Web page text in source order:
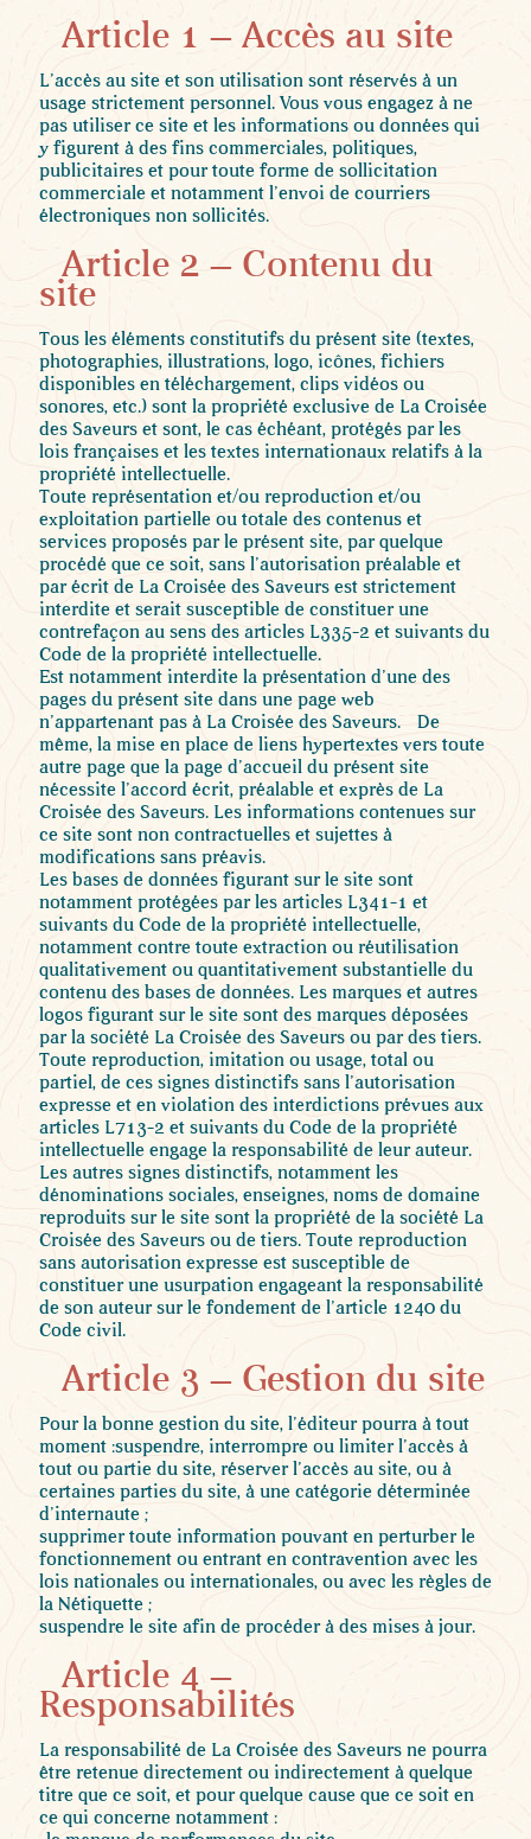
Article 1 – Accès au site
L’accès au site et son utilisation sont réservés à un
usage strictement personnel. Vous vous engagez à ne
pas utiliser ce site et les informations ou données qui
y figurent à des fins commerciales, politiques,
publicitaires et pour toute forme de sollicitation
commerciale et notamment l’envoi de courriers
électroniques non sollicités.
Article 2 – Contenu du
site
Tous les éléments constitutifs du présent site (textes,
photographies, illustrations, logo, icônes, fichiers
disponibles en téléchargement, clips vidéos ou
sonores, etc.) sont la propriété exclusive de La Croisée
des Saveurs et sont, le cas échéant, protégés par les
lois françaises et les textes internationaux relatifs à la
propriété intellectuelle.
Toute représentation et/ou reproduction et/ou
exploitation partielle ou totale des contenus et
services proposés par le présent site, par quelque
procédé que ce soit, sans l’autorisation préalable et
par écrit de La Croisée des Saveurs est strictement
interdite et serait susceptible de constituer une
contrefaçon au sens des articles L335-2 et suivants du
Code de la propriété intellectuelle.
Est notamment interdite la présentation d’une des
pages du présent site dans une page web
n’appartenant pas à La Croisée des Saveurs. De
même, la mise en place de liens hypertextes vers toute
autre page que la page d’accueil du présent site
nécessite l’accord écrit, préalable et exprès de La
Croisée des Saveurs. Les informations contenues sur
ce site sont non contractuelles et sujettes à
modifications sans préavis.
Les bases de données figurant sur le site sont
notamment protégées par les articles L341-1 et
suivants du Code de la propriété intellectuelle,
notamment contre toute extraction ou réutilisation
qualitativement ou quantitativement substantielle du
contenu des bases de données. Les marques et autres
logos figurant sur le site sont des marques déposées
par la société La Croisée des Saveurs ou par des tiers.
Toute reproduction, imitation ou usage, total ou
partiel, de ces signes distinctifs sans l’autorisation
expresse et en violation des interdictions prévues aux
articles L713-2 et suivants du Code de la propriété
intellectuelle engage la responsabilité de leur auteur.
Les autres signes distinctifs, notamment les
dénominations sociales, enseignes, noms de domaine
reproduits sur le site sont la propriété de la société La
Croisée des Saveurs ou de tiers. Toute reproduction
sans autorisation expresse est susceptible de
constituer une usurpation engageant la responsabilité
de son auteur sur le fondement de l’article 1240 du
Code civil.
Article 3 – Gestion du site
Pour la bonne gestion du site, l’éditeur pourra à tout
moment :suspendre, interrompre ou limiter l’accès à
tout ou partie du site, réserver l’accès au site, ou à
certaines parties du site, à une catégorie déterminée
d’internaute ;
supprimer toute information pouvant en perturber le
fonctionnement ou entrant en contravention avec les
lois nationales ou internationales, ou avec les règles de
la Nétiquette ;
suspendre le site afin de procéder à des mises à jour.
Article 4 –
Responsabilités
La responsabilité de La Croisée des Saveurs ne pourra
être retenue directement ou indirectement à quelque
titre que ce soit, et pour quelque cause que ce soit en
ce qui concerne notamment :